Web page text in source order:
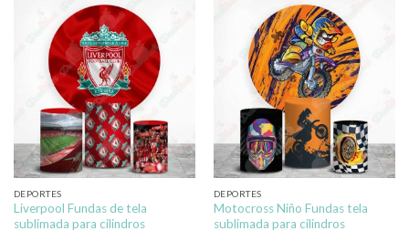
DEPORTES
Liverpool Fundas de tela
sublimada para cilindros
DEPORTES
Motocross Niño Fundas tela
sublimada para cilindros